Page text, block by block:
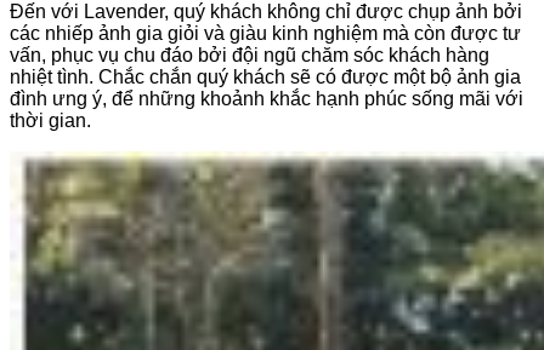
Đến với Lavender, quý khách không chỉ được chụp ảnh bởi
các nhiếp ảnh gia giỏi và giàu kinh nghiệm mà còn được tư
vấn, phục vụ chu đáo bởi đội ngũ chăm sóc khách hàng
nhiệt tình. Chắc chắn quý khách sẽ có được một bộ ảnh gia
đình ưng ý, để những khoảnh khắc hạnh phúc sống mãi với
thời gian.